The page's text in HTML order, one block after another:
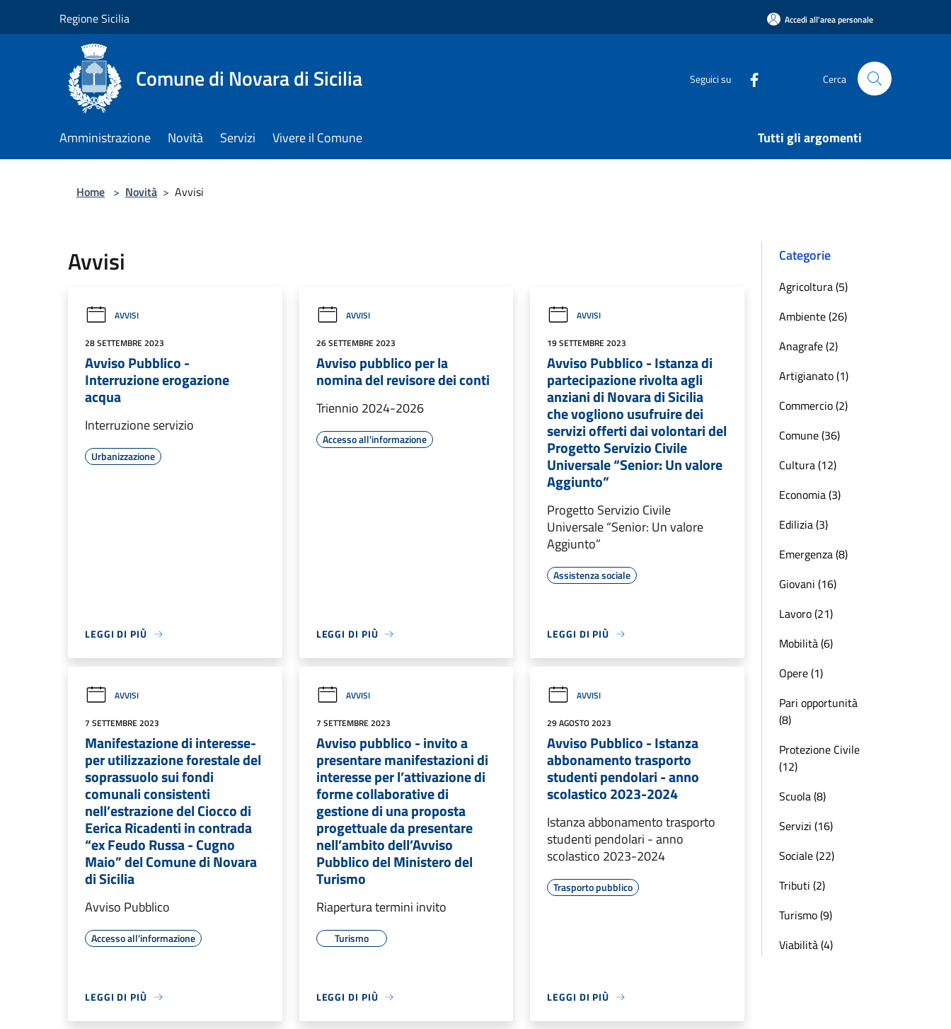
Regione Sicilia Accedi all'area personale
Comune di Novara di Sicilia Seguici su Cerca
Amministrazione Novità Servizi Vivere il Comune Tutti gli argomenti
Home > Novità > Avvisi
Avvisi
AVVISI
28 SETTEMBRE 2023
Avviso Pubblico -
Interruzione erogazione
acqua
Interruzione servizio
Urbanizzazione
LEGGI DI PIÙ
AVVISI
26 SETTEMBRE 2023
Avviso pubblico per la
nomina del revisore dei conti
Triennio 2024-2026
Accesso all'informazione
LEGGI DI PIÙ
AVVISI
19 SETTEMBRE 2023
Avviso Pubblico - Istanza di
partecipazione rivolta agli
anziani di Novara di Sicilia
che vogliono usufruire dei
servizi offerti dai volontari del
Progetto Servizio Civile
Universale “Senior: Un valore
Aggiunto”
Progetto Servizio Civile
Universale “Senior: Un valore
Aggiunto”
Assistenza sociale
LEGGI DI PIÙ
AVVISI
7 SETTEMBRE 2023
Manifestazione di interesse-
per utilizzazione forestale del
soprassuolo sui fondi
comunali consistenti
nell’estrazione del Ciocco di
Eerica Ricadenti in contrada
“ex Feudo Russa - Cugno
Maio” del Comune di Novara
di Sicilia
Avviso Pubblico
Accesso all'informazione
LEGGI DI PIÙ
AVVISI
7 SETTEMBRE 2023
Avviso pubblico - invito a
presentare manifestazioni di
interesse per l’attivazione di
forme collaborative di
gestione di una proposta
progettuale da presentare
nell’ambito dell’Avviso
Pubblico del Ministero del
Turismo
Riapertura termini invito
Turismo
LEGGI DI PIÙ
AVVISI
29 AGOSTO 2023
Avviso Pubblico - Istanza
abbonamento trasporto
studenti pendolari - anno
scolastico 2023-2024
Istanza abbonamento trasporto
studenti pendolari - anno
scolastico 2023-2024
Trasporto pubblico
LEGGI DI PIÙ
Categorie
Agricoltura (5)
Ambiente (26)
Anagrafe (2)
Artigianato (1)
Commercio (2)
Comune (36)
Cultura (12)
Economia (3)
Edilizia (3)
Emergenza (8)
Giovani (16)
Lavoro (21)
Mobilità (6)
Opere (1)
Pari opportunità
(8)
Protezione Civile
(12)
Scuola (8)
Servizi (16)
Sociale (22)
Tributi (2)
Turismo (9)
Viabilità (4)